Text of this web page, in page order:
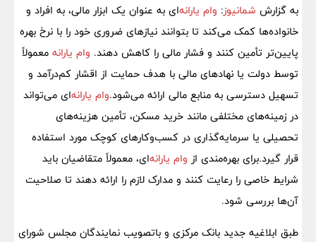
به گزارش شمانیوز: وام یارانه‌ای به عنوان یک ابزار مالی، به افراد و
خانواده‌ها کمک می‌کند تا بتوانند نیازهای ضروری خود را با نرخ بهره
پایین‌تر تأمین کنند و فشار مالی را کاهش دهند. وام یارانه معمولاً
توسط دولت یا نهادهای مالی با هدف حمایت از اقشار کم‌درآمد و
تسهیل دسترسی به منابع مالی ارائه می‌شود.وام یارانه‌ای می‌تواند
در زمینه‌های مختلفی مانند خرید مسکن، تأمین هزینه‌های
تحصیلی یا سرمایه‌گذاری در کسب‌وکارهای کوچک مورد استفاده
قرار گیرد.برای بهره‌مندی از وام یارانه‌ای، معمولاً متقاضیان باید
شرایط خاصی را رعایت کنند و مدارک لازم را ارائه دهند تا صلاحیت
آن‌ها بررسی شود.
طبق ابلاغیه جدید بانک مرکزی و باتصویب نمایندگان مجلس شورای